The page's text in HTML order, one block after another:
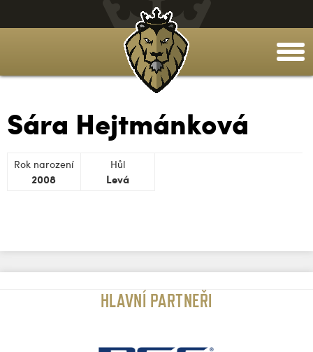
Sára Hejtmánková
Rok narození
2008
Hůl
Levá
HLAVNÍ PARTNEŘI